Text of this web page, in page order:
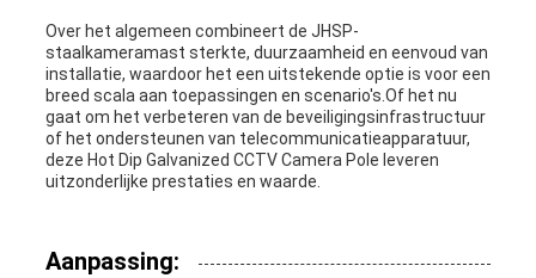
Over het algemeen combineert de JHSP-
staalkameramast sterkte, duurzaamheid en eenvoud van
installatie, waardoor het een uitstekende optie is voor een
breed scala aan toepassingen en scenario's.Of het nu
gaat om het verbeteren van de beveiligingsinfrastructuur
of het ondersteunen van telecommunicatieapparatuur,
deze Hot Dip Galvanized CCTV Camera Pole leveren
uitzonderlijke prestaties en waarde.
Aanpassing: